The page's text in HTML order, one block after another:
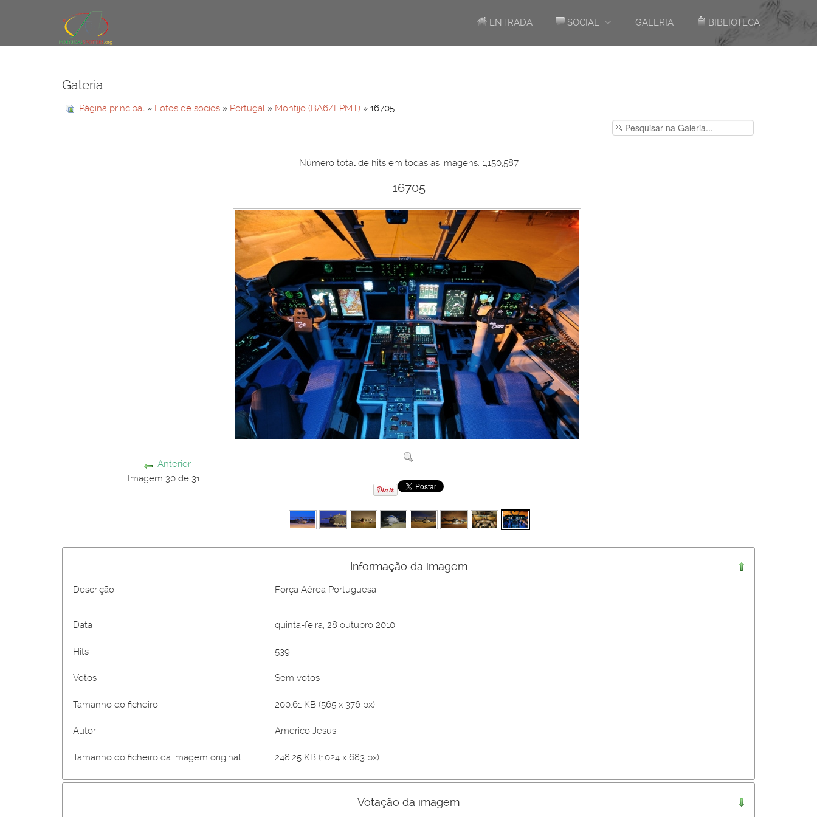
ENTRADA SOCIAL GALERIA BIBLIOTECA
Galeria
Página principal » Fotos de sócios » Portugal » Montijo (BA6/LPMT) » 16705
Número total de hits em todas as imagens: 1,150,587
16705
Anterior
Imagem 30 de 31
Informação da imagem
Descrição Força Aérea Portuguesa
Data quinta-feira, 28 outubro 2010
Hits 539
Votos Sem votos
Tamanho do ficheiro 200.61 KB (565 x 376 px)
Autor Americo Jesus
Tamanho do ficheiro da imagem original 248.25 KB (1024 x 683 px)
Votação da imagem